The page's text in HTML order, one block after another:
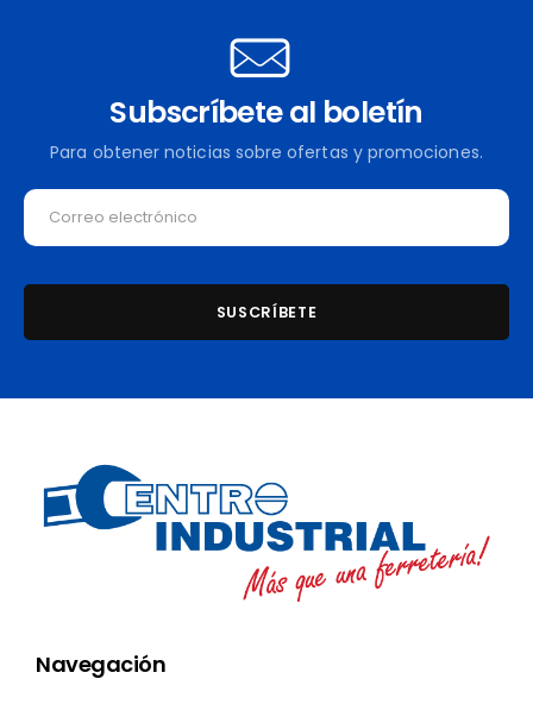
Subscríbete al boletín
Para obtener noticias sobre ofertas y promociones.
Navegación